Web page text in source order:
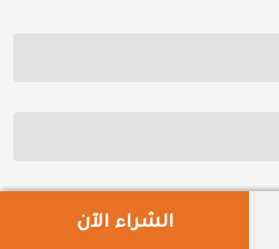
الشراء الآن